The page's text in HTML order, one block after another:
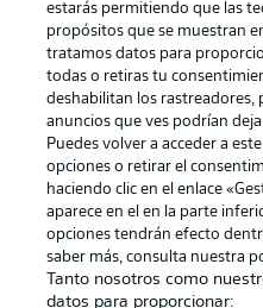
Publicidad
Gestionar las preferencias
Canales
Jugadores
estarás permitiendo que las
propósitos que se muestran
tratamos datos para
todas o retiras tu
deshabilitan los rastreadores,
anuncios que ves podrían
Puedes volver a acceder a
opciones o retirar el
haciendo clic en el enlace
aparece en el en la parte
opciones tendrán efecto
saber más, consulta nuestra
Tanto nosotros como
datos para proporcionar: